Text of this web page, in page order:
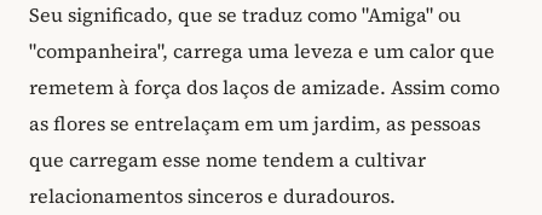
Seu significado, que se traduz como "Amiga" ou
"companheira", carrega uma leveza e um calor que
remetem à força dos laços de amizade. Assim como
as flores se entrelaçam em um jardim, as pessoas
que carregam esse nome tendem a cultivar
relacionamentos sinceros e duradouros.